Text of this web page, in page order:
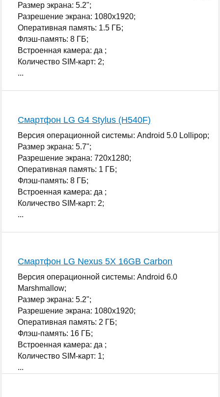
Размер экрана: 5.2";
Разрешение экрана: 1080x1920;
Оперативная память: 1.5 ГБ;
Флэш-память: 8 ГБ;
Встроенная камера: да ;
Количество SIM-карт: 2;
...
Смартфон LG G4 Stylus (H540F)
Версия операционной системы: Android 5.0 Lollipop;
Размер экрана: 5.7";
Разрешение экрана: 720x1280;
Оперативная память: 1 ГБ;
Флэш-память: 8 ГБ;
Встроенная камера: да ;
Количество SIM-карт: 2;
...
Смартфон LG Nexus 5X 16GB Carbon
Версия операционной системы: Android 6.0
Marshmallow;
Размер экрана: 5.2";
Разрешение экрана: 1080x1920;
Оперативная память: 2 ГБ;
Флэш-память: 16 ГБ;
Встроенная камера: да ;
Количество SIM-карт: 1;
...